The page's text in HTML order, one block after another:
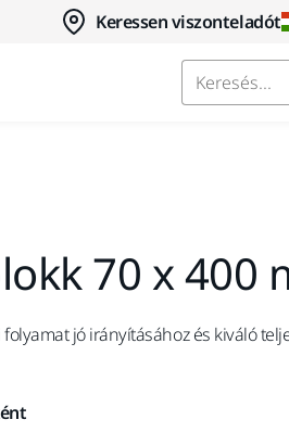
Keressen viszonteladót
Keresés...
70 x 400
jó irányításához és kiváló